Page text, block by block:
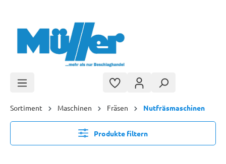
Sortiment Maschinen Fräsen Nutfräsmaschinen
Produkte filtern